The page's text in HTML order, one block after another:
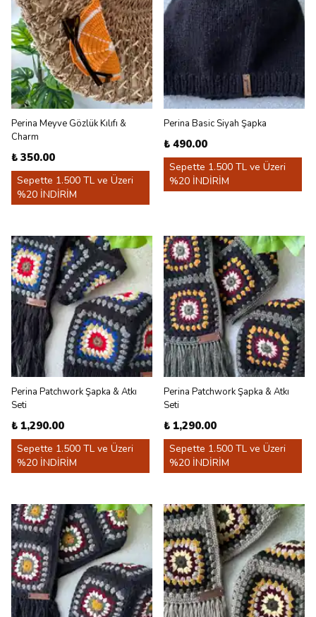
Perina Meyve Gözlük Kılıfı &
Charm
₺ 350.00
Sepette 1.500 TL ve Üzeri
%20 İNDİRİM
Perina Basic Siyah Şapka
₺ 490.00
Sepette 1.500 TL ve Üzeri
%20 İNDİRİM
Perina Patchwork Şapka & Atkı
Seti
₺ 1,290.00
Sepette 1.500 TL ve Üzeri
%20 İNDİRİM
Perina Patchwork Şapka & Atkı
Seti
₺ 1,290.00
Sepette 1.500 TL ve Üzeri
%20 İNDİRİM